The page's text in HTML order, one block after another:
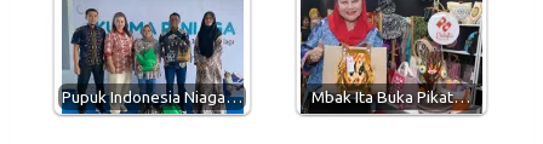
Pupuk Indonesia Niaga… Mbak Ita Buka Pikat…